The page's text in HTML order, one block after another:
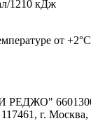
1210 кДж
от
6601300,
г. Москва,